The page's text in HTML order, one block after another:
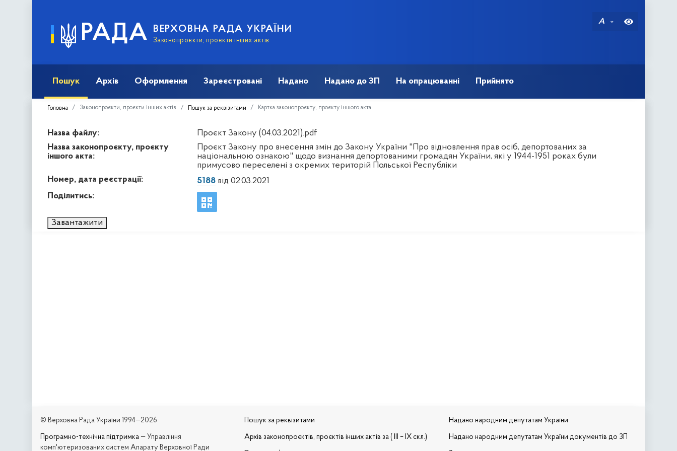
РАДА ВЕРХОВНА РАДА УКРАЇНИ
Законопроєкти, проєкти інших актів
A
Пошук Архів Оформлення Зареєстровані Надано Надано до ЗП На опрацюванні Прийнято
Головна Законопроєкти, проєкти інших актів Пошук за реквізитами Картка законопроєкту, проєкту іншого акта
Назва файлу:
Проєкт Закону (04.03.2021).pdf
Назва законопроєкту, проєкту
іншого акта:
Проєкт Закону про внесення змін до Закону України "Про відновлення прав осіб, депортованих за
національною ознакою" щодо визнання депортованими громадян України, які у 1944-1951 роках були
примусово переселені з окремих територій Польської Республіки
Номер, дата реєстрації:
5188від 02.03.2021
Поділитись:
Завантажити
© Верховна Рада України 1994—2026
Програмно-технічна підтримка — Управління
комп'ютеризованих систем Апарату Верховної Ради
Пошук за реквізитами
Архів законопроєктів, проєктів інших актів за ( III – IX скл.)
Надано народним депутатам України
Надано народним депутатам України документів до ЗП